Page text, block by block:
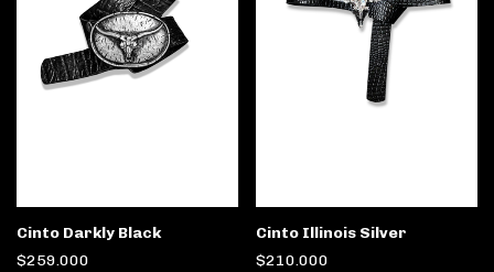
Cinto Darkly Black
$259.000
Cinto Illinois Silver
$210.000